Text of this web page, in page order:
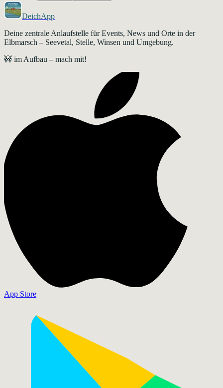
DeichApp
Deine zentrale Anlaufstelle für Events, News und Orte in der
Elbmarsch – Seevetal, Stelle, Winsen und Umgebung.
🚧 im Aufbau – mach mit!
App Store